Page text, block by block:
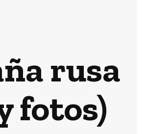
rusa
fotos)